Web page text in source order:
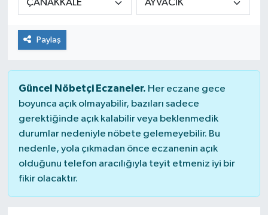
Paylaş
Güncel Nöbetçi Eczaneler. Her eczane gece
boyunca açık olmayabilir, bazıları sadece
gerektiğinde açık kalabilir veya beklenmedik
durumlar nedeniyle nöbete gelemeyebilir. Bu
nedenle, yola çıkmadan önce eczanenin açık
olduğunu telefon aracılığıyla teyit etmeniz iyi bir
fikir olacaktır.
Kültür Sanat